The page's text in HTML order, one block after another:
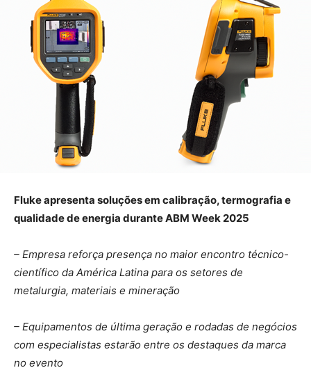
Fluke apresenta soluções em calibração, termografia e
qualidadede energia durante ABM Week 2025
– Empresa reforça presença no maior encontro técnico-
científico da América Latina para os setores de
metalurgia, materiais e mineração
– Equipamentos de última geração e rodadas de negócios
com especialistas estarão entre os destaques da marca
no evento